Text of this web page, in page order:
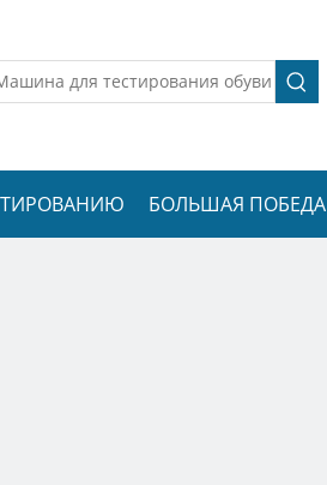
БОЛЬШАЯ ПОБЕДА